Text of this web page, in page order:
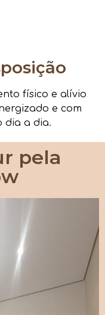
físico e alívio
e com
dia a dia.
pela